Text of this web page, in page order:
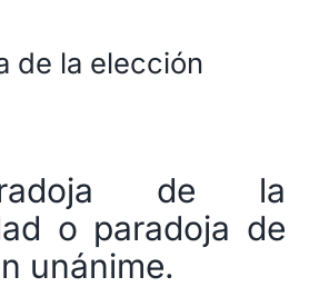
de la elección
de la
o paradoja de
unánime.